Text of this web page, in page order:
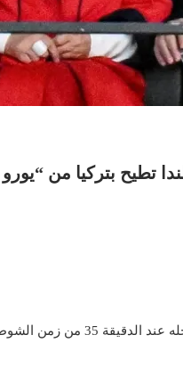
بتركيا من “يورو 2024”
زمن الشوط الأول.